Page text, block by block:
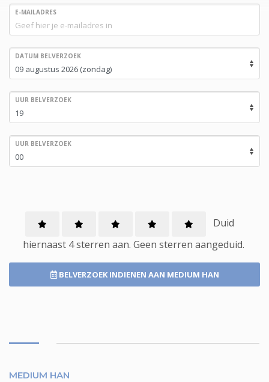
E-MAILADRES
DATUM BELVERZOEK
UUR BELVERZOEK
UUR BELVERZOEK
Duid
hiernaast 4 sterren aan. Geen sterren aangeduid.
BELVERZOEK INDIENEN AAN MEDIUM HAN
MEDIUM HAN